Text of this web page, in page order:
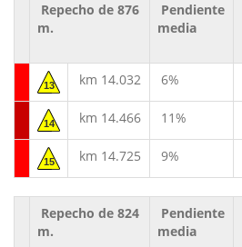
Repecho de 876
m.
Pendiente
media
13 km 14.032 6%
14 km 14.466 11%
15 km 14.725 9%
Repecho de 824
m.
Pendiente
media